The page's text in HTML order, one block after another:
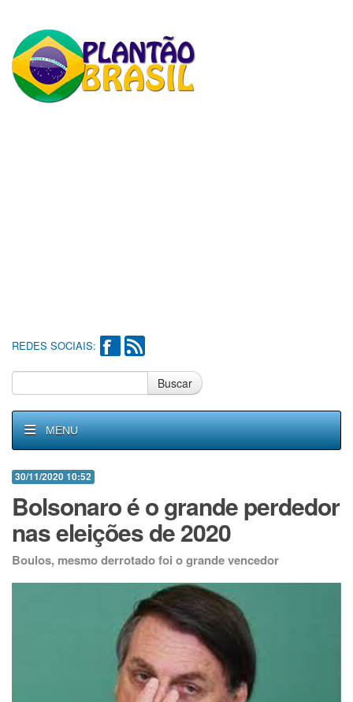
REDES SOCIAIS:
Buscar
MENU
30/11/2020 10:52
Bolsonaro é o grande perdedor
nas eleições de 2020
Boulos, mesmo derrotado foi o grande vencedor